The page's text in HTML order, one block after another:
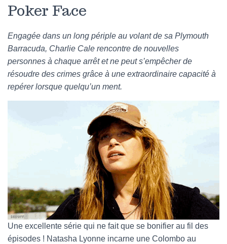
Poker Face
Engagée dans un long périple au volant de sa Plymouth
Barracuda, Charlie Cale rencontre de nouvelles
personnes à chaque arrêt et ne peut s’empêcher de
résoudre des crimes grâce à une extraordinaire capacité à
repérer lorsque quelqu’un ment.
Une excellente série qui ne fait que se bonifier au fil des
épisodes ! Natasha Lyonne incarne une Colombo au